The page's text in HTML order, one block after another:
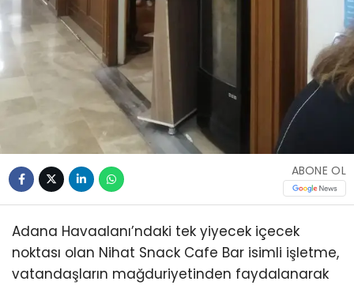
ABONE OL
Adana Havaalanı’ndaki tek yiyecek içecek
noktası olan Nihat Snack Cafe Bar isimli işletme,
vatandaşların mağduriyetinden faydalanarak